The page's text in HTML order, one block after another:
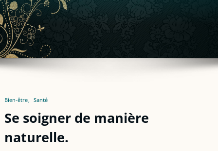
Bien-être Santé
Se soigner de manière
naturelle.